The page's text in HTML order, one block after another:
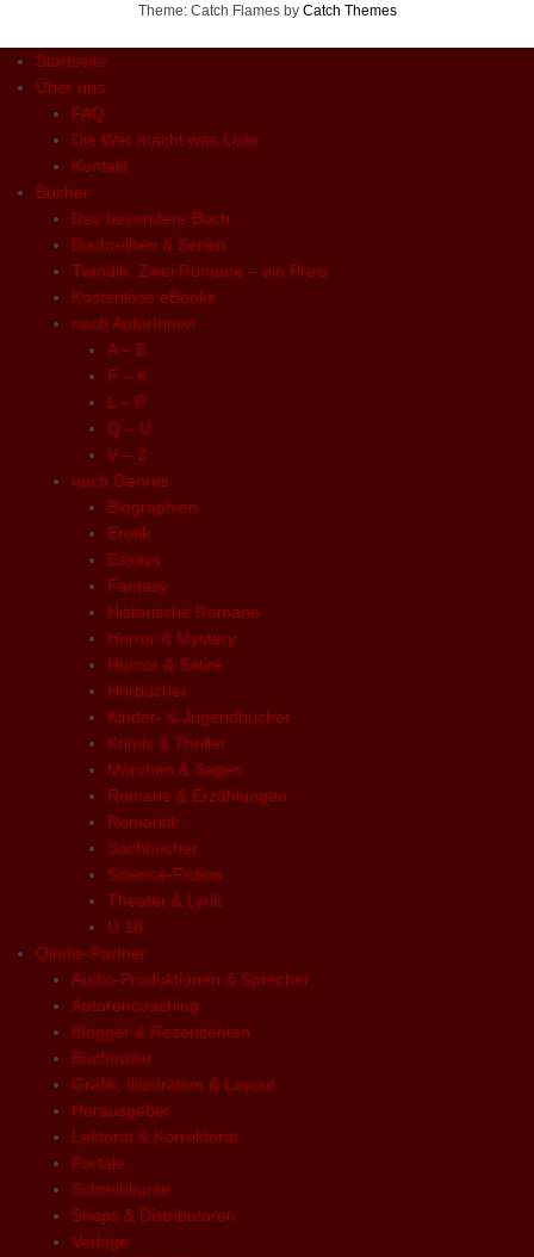
Theme: Catch Flames by Catch Themes
Startseite
Über uns
FAQ
Die Wer macht was Liste
Kontakt
Bücher
Das besondere Buch
Buchreihen & Serien
Twindie: Zwei Romane – ein Preis
Kostenlose eBooks
nach AutorInnen
A – E
F – K
L – P
Q – U
V – Z
nach Genres
Biographien
Erotik
Essays
Fantasy
Historische Romane
Horror & Mystery
Humor & Satire
Hörbücher
Kinder- & Jugendbücher
Krimis & Thriller
Märchen & Sagen
Romane & Erzählungen
Romantik
Sachbücher
Science-Fiction
Theater & Lyrik
U 18
Qindie-Partner
Audio-Produktionen & Sprecher
Autorencoaching
Blogger & Rezensenten
Buchtrailer
Grafik, Illustration & Layout
Herausgeber
Lektorat & Korrektorat
Portale
Schreibkurse
Shops & Distributoren
Verlage